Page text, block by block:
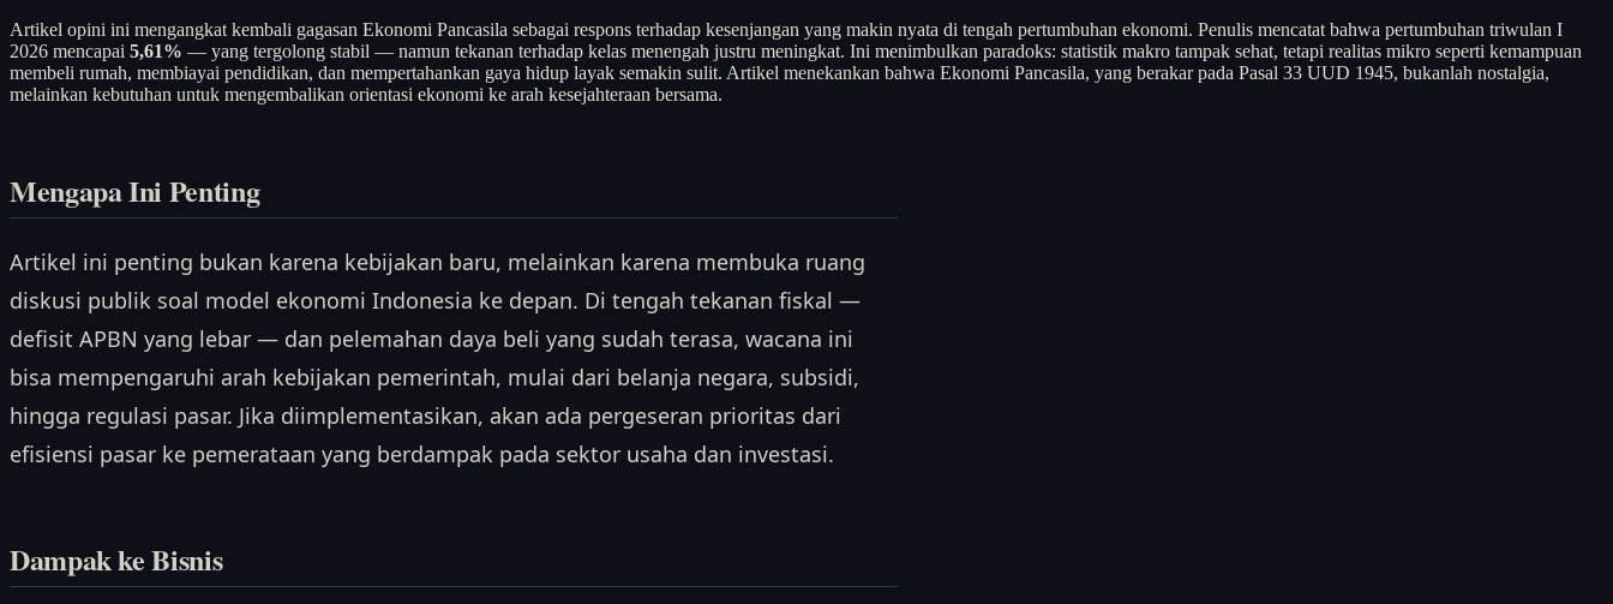
Artikel opini ini mengangkat kembali gagasan Ekonomi Pancasila sebagai respons terhadap kesenjangan yang makin nyata di tengah pertumbuhan ekonomi. Penulis mencatat bahwa pertumbuhan triwulan I
2026 mencapai 5,61% — yang tergolong stabil — namun tekanan terhadap kelas menengah justru meningkat. Ini menimbulkan paradoks: statistik makro tampak sehat, tetapi realitas mikro seperti kemampuan
membeli rumah, membiayai pendidikan, dan mempertahankan gaya hidup layak semakin sulit. Artikel menekankan bahwa Ekonomi Pancasila, yang berakar pada Pasal 33 UUD 1945, bukanlah nostalgia,
melainkan kebutuhan untuk mengembalikan orientasi ekonomi ke arah kesejahteraan bersama.
Mengapa Ini Penting
Artikel ini penting bukan karena kebijakan baru, melainkan karena membuka ruang
diskusi publik soal model ekonomi Indonesia ke depan. Di tengah tekanan fiskal —
defisit APBN yang lebar — dan pelemahan daya beli yang sudah terasa, wacana ini
bisa mempengaruhi arah kebijakan pemerintah, mulai dari belanja negara, subsidi,
hingga regulasi pasar. Jika diimplementasikan, akan ada pergeseran prioritas dari
efisiensi pasar ke pemerataan yang berdampak pada sektor usaha dan investasi.
Dampak ke Bisnis